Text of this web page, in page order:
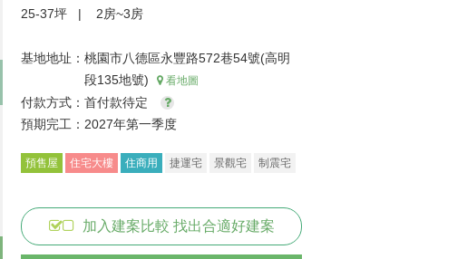
25-37坪 | 2房~3房
基地地址： 桃園市八德區永豐路572巷54號(高明
段135地號)
看地圖
付款方式： 首付款待定
預期完工： 2027年第一季度
預售屋 住宅大樓 住商用 捷運宅 景觀宅 制震宅
加入建案比較 找出合適好建案